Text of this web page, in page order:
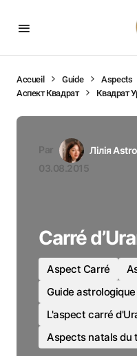
Accueil Guide Aspects
Аспект Квадрат
Квадрат
Par
Лілія
03.08.2015
Carré
Aspect Carré
Guide astrologique
L'aspect carré
Aspects natals du